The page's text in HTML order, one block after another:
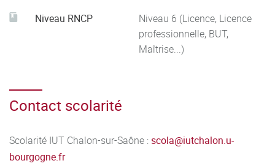
Niveau RNCP
Niveau 6 (Licence, Licence
professionnelle, BUT,
Maîtrise...)
Contact scolarité
Scolarité IUT Chalon-sur-Saône :scola@iutchalon.u-
bourgogne.fr